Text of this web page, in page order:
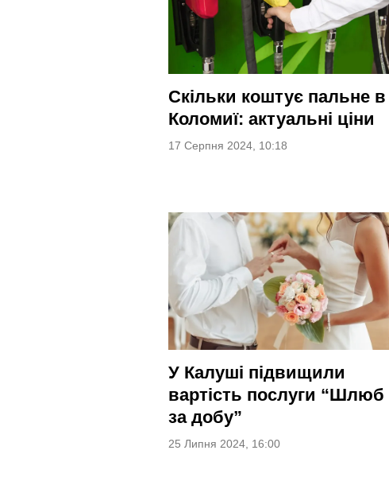
Скільки коштує пальне в
Коломиї: актуальні ціни
17 Серпня 2024, 10:18
У Калуші підвищили
вартість послуги “Шлюб
за добу”
25 Липня 2024, 16:00